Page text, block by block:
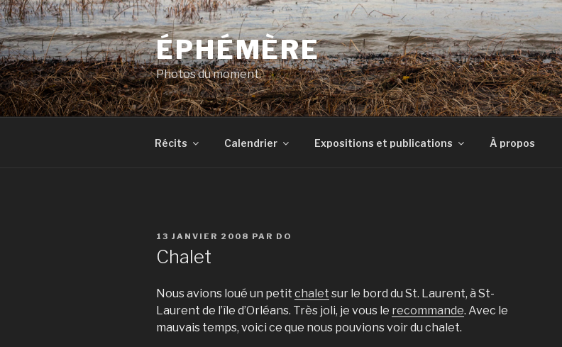
Aller
au
contenu
principal
ÉPHÉMÈRE
Photos du moment.
Récits Calendrier Expositions et publications À propos
PUBLIÉ
13 JANVIER 2008 PAR DO
Chalet
Nous avions loué un petit chalet sur le bord du St. Laurent, à St-
Laurent de l’île d’Orléans. Très joli, je vous le recommande. Avec le
mauvais temps, voici ce que nous pouvions voir du chalet.